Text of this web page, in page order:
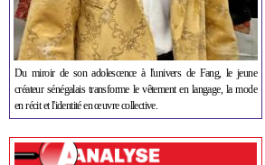
Du miroir de son adolescence à l'univers de Fang, le jeune
créateur sénégalais transforme le vêtement en langage, la mode
en récit et l'identité en œuvre collective.